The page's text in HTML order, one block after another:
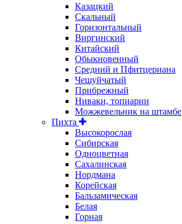
Казацкий
Скальный
Горизонтальный
Виргинский
Китайский
Обыкновенный
Средний и Пфитцериана
Чешуйчатый
Прибрежный
Ниваки, топиарии
Можжевельник на штамбе
Пихта
Высокорослая
Сибирская
Одноцветная
Сахалинская
Нордмана
Корейская
Бальзамическая
Белая
Горная